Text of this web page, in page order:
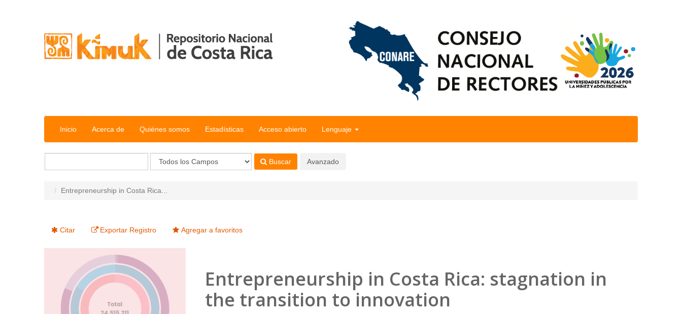
Inicio Acerca de Quiénes somos Estadísticas Acceso abierto Lenguaje
Buscar Avanzado
Entrepreneurship in Costa Rica...
Citar Exportar Registro Agregar a favoritos
Entrepreneurship in Costa Rica: stagnation in
the transition to innovation